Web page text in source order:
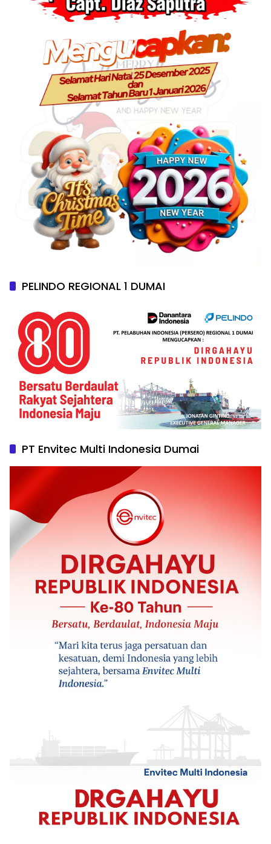
PELINDO REGIONAL 1 DUMAI
PT Envitec Multi Indonesia Dumai